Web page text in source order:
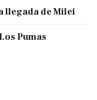
llegada de Milei
Pumas